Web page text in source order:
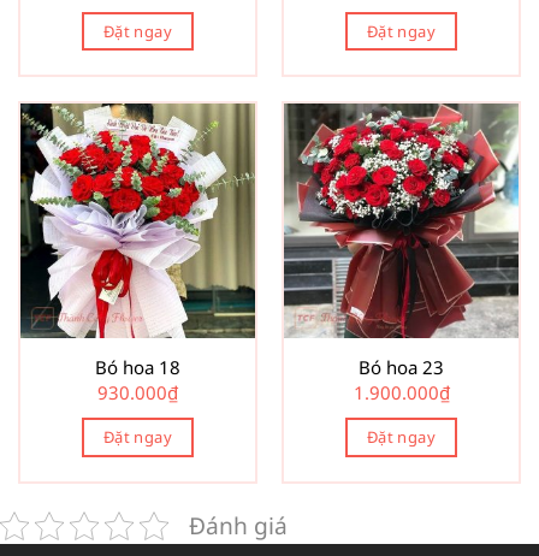
Đặt ngay Đặt ngay
Bó hoa 18
930.000₫
Đặt ngay
Bó hoa 23
1.900.000₫
Đặt ngay
Đánh giá